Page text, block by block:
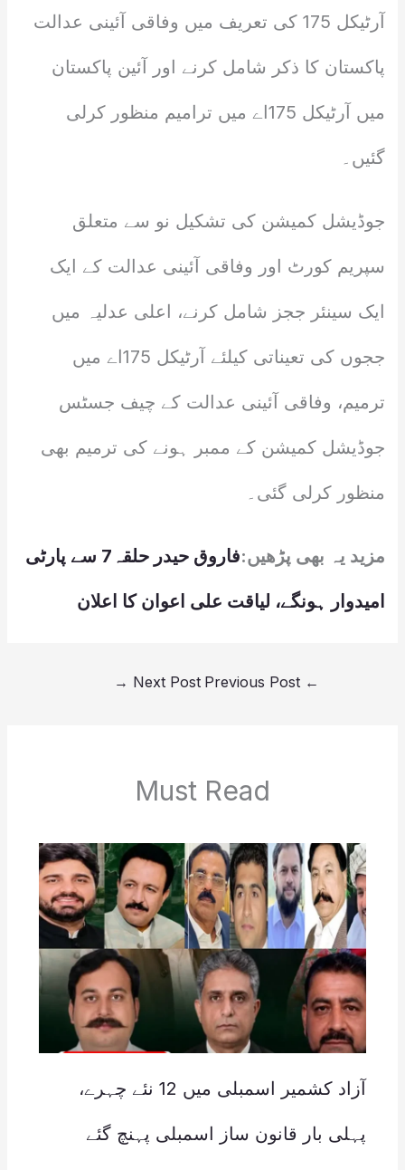
آرٹیکل 175 کی تعریف میں وفاقی آئینی عدالت
پاکستان کا ذکر شامل کرنے اور آئین پاکستان
میں آرٹیکل 175اے میں ترامیم منظور کرلی
گئیں۔
جوڈیشل کمیشن کی تشکیل نو سے متعلق
سپریم کورٹ اور وفاقی آئینی عدالت کے ایک
ایک سینئر ججز شامل کرنے، اعلی عدلیہ میں
ججوں کی تعیناتی کیلئے آرٹیکل 175اے میں
ترمیم، وفاقی آئینی عدالت کے چیف جسٹس
جوڈیشل کمیشن کے ممبر ہونے کی ترمیم بھی
منظور کرلی گئی۔
مزید یہ بھی پڑھیں: فاروق حیدر حلقہ7 سے پارٹی
امیدوار ہونگے، لیاقت علی اعوان کا اعلان
←
Next Post
→
Must Read
آزاد کشمیر اسمبلی میں 12 نئے چہرے،
پہلی بار قانون ساز اسمبلی پہنچ گئے